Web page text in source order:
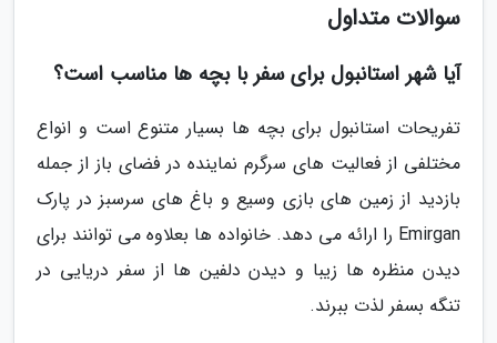
سوالات متداول
آیا شهر استانبول برای سفر با بچه ها مناسب است؟
تفریحات استانبول برای بچه ها بسیار متنوع است و انواع
مختلفی از فعالیت های سرگرم نماینده در فضای باز از جمله
بازدید از زمین های بازی وسیع و باغ های سرسبز در پارک
Emirgan را ارائه می دهد. خانواده ها بعلاوه می توانند برای
دیدن منظره ها زیبا و دیدن دلفین ها از سفر دریایی در
تنگه بسفر لذت ببرند.